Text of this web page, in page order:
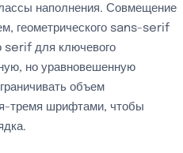
наполнения. Совмещение
геометрического sans-serif
serif для ключевого
но уравновешенную
объем
тремя шрифтами, чтобы